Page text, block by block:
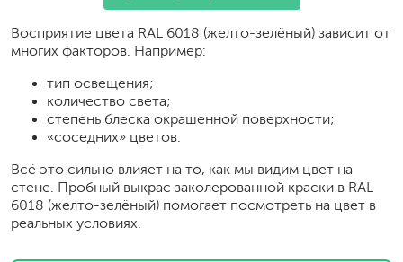
Восприятие цвета RAL 6018 (желто-зелёный) зависит от
многих факторов. Например:
тип освещения;
количество света;
степень блеска окрашенной поверхности;
«соседних» цветов.
Всё это сильно влияет на то, как мы видим цвет на
стене. Пробный выкрас заколерованной краски в RAL
6018 (желто-зелёный) помогает посмотреть на цвет в
реальных условиях.